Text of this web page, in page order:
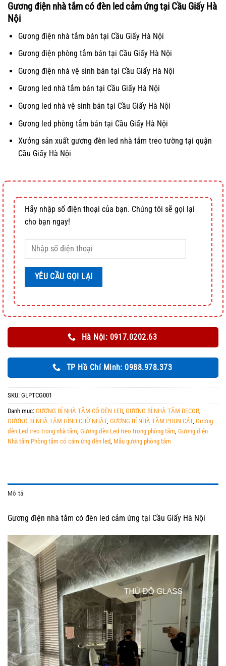
Gương điện nhà tắm có đèn led cảm ứng tại Cầu Giấy Hà
Nội
Gương điện nhà tắm bán tại Cầu Giấy Hà Nội
Gương điện phòng tắm bán tại Cầu Giấy Hà Nội
Gương điện nhà vệ sinh bán tại Cầu Giấy Hà Nội
Gương led nhà tắm bán tại Cầu Giấy Hà Nội
Gương led nhà vệ sinh bán tại Cầu Giấy Hà Nội
Gương led phòng tắm bán tại Cầu Giấy Hà Nội
Xưởng sản xuất gương đèn led nhà tắm treo tường tại quận
Cầu Giấy Hà Nội
Hãy nhập số điện thoại của bạn. Chúng tôi sẽ gọi lại
cho bạn ngay!
Hà Nội: 0917.0202.63
TP Hồ Chí Minh: 0988.978.373
SKU: GLPTCG001
Danh mục: GƯƠNG BỈ NHÀ TẮM CÓ ĐÈN LED, GƯƠNG BỈ NHÀ TẮM DECOR,
GƯƠNG BỈ NHÀ TẮM HÌNH CHỮ NHẬT, GƯƠNG BỈ NHÀ TẮM PHUN CÁT, Gương
đèn Led treo trong nhà tắm, Gương đèn Led treo trong phòng tắm, Gương điện
Nhà tắm Phòng tắm có cảm ứng đèn led, Mẫu gương phòng tắm
Mô tả
Gương điện nhà tắm có đèn led cảm ứng tại Cầu Giấy Hà Nội